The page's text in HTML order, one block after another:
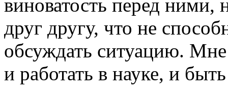
виноватость перед ними,
друг другу, что не
обсуждать ситуацию.
и работать в науке, и